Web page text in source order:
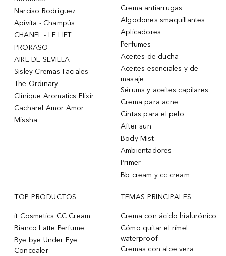
Narciso Rodriguez
Apivita - Champús
CHANEL - LE LIFT
PRORASO
AIRE DE SEVILLA
Sisley Cremas Faciales
The Ordinary
Clinique Aromatics Elixir
Cacharel Amor Amor
Missha
Crema antiarrugas
Algodones smaquillantes
Aplicadores
Perfumes
Aceites de ducha
Aceites esenciales y de
masaje
Sérums y aceites capilares
Crema para acne
Cintas para el pelo
After sun
Body Mist
Ambientadores
Primer
Bb cream y cc cream
TOP PRODUCTOS
it Cosmetics CC Cream
Bianco Latte Perfume
Bye bye Under Eye
Concealer
TEMAS PRINCIPALES
Crema con ácido hialurónico
Cómo quitar el rímel
waterproof
Cremas con aloe vera